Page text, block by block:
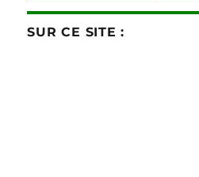
SUR CE SITE :